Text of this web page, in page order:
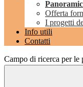
Offerta
I progetti
Info utili
Contatti
Campo di ricerca per le